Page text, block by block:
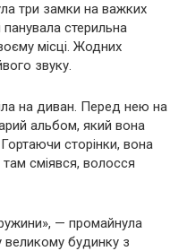
три замки на важких
стерильна
місці. Жодних
звуку.
на диван. Перед нею на
альбом, який вона
сторінки, вона
сміявся, волосся
— промайнула
будинку з